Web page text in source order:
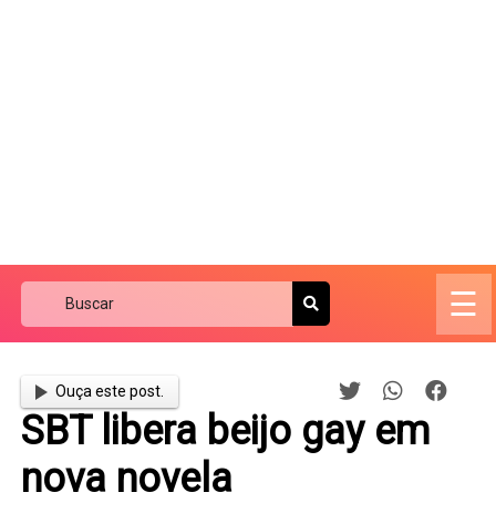
☰
Ouça este post.
SBT libera beijo gay em
nova novela